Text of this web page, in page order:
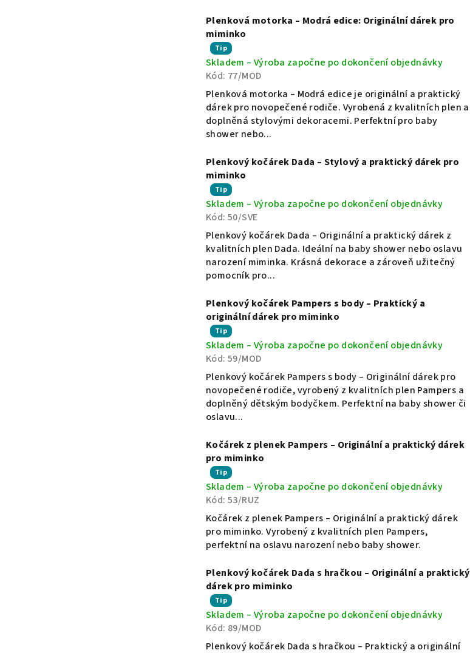
Plenková motorka – Modrá edice: Originální dárek pro
miminko
Průměrné
hodnocení
produktu
je
5,0
z
5
Tip
Skladem – Výroba započne po dokončení objednávky
Kód: 77/MOD
Plenková motorka – Modrá edice je originální a praktický
dárek pro novopečené rodiče. Vyrobená z kvalitních plen a
doplněná stylovými dekoracemi. Perfektní pro baby
shower nebo...
Plenkový kočárek Dada – Stylový a praktický dárek pro
miminko
Průměrné
hodnocení
produktu
je
5,0
z
5
hvězdiček.
Tip
Skladem – Výroba započne po dokončení objednávky
Kód: 50/SVE
Plenkový kočárek Dada – Originální a praktický dárek z
kvalitních plen Dada. Ideální na baby shower nebo oslavu
narození miminka. Krásná dekorace a zároveň užitečný
pomocník pro...
Plenkový kočárek Pampers s body – Praktický a
originální dárek pro miminko
Průměrné
hodnocení
produktu
je
5,0
z
5
Tip
Skladem – Výroba započne po dokončení objednávky
Kód: 59/MOD
Plenkový kočárek Pampers s body – Originální dárek pro
novopečené rodiče, vyrobený z kvalitních plen Pampers a
doplněný dětským bodyčkem. Perfektní na baby shower či
oslavu...
Kočárek z plenek Pampers – Originální a praktický dárek
pro miminko
Průměrné
hodnocení
produktu
je
5,0
z
5
hvězdiček.
Tip
Skladem – Výroba započne po dokončení objednávky
Kód: 53/RUZ
Kočárek z plenek Pampers – Originální a praktický dárek
pro miminko. Vyrobený z kvalitních plen Pampers,
perfektní na oslavu narození nebo baby shower.
Plenkový kočárek Dada s hračkou – Originální a praktický
dárek pro miminko
Průměrné
hodnocení
produktu
je
Tip
Skladem – Výroba započne po dokončení objednávky
Kód: 89/MOD
Plenkový kočárek Dada s hračkou – Praktický a originální